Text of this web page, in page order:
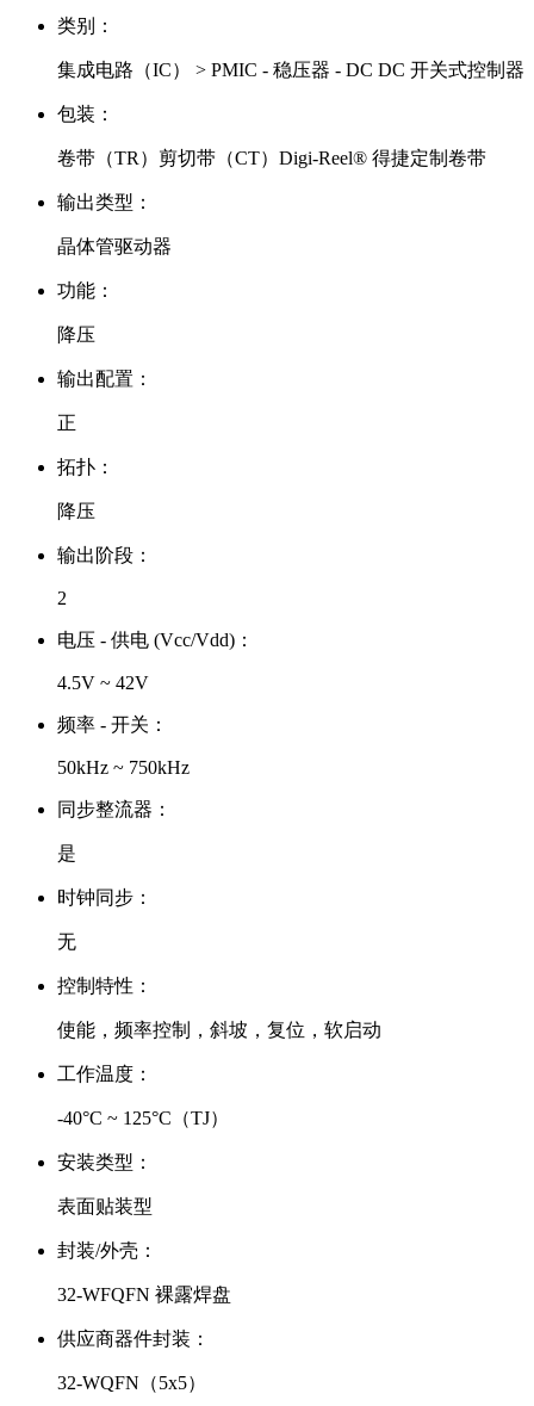
类别：
集成电路（IC） > PMIC - 稳压器 - DC DC 开关式控制器
包装：
卷带（TR）剪切带（CT）Digi-Reel® 得捷定制卷带
输出类型：
晶体管驱动器
功能：
降压
输出配置：
正
拓扑：
降压
输出阶段：
2
电压 - 供电 (Vcc/Vdd)：
4.5V ~ 42V
频率 - 开关：
50kHz ~ 750kHz
同步整流器：
是
时钟同步：
无
控制特性：
使能，频率控制，斜坡，复位，软启动
工作温度：
-40°C ~ 125°C（TJ）
安装类型：
表面贴装型
封装/外壳：
32-WFQFN 裸露焊盘
供应商器件封装：
32-WQFN（5x5）